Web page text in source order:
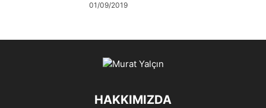
01/09/2019
HAKKIMIZDA